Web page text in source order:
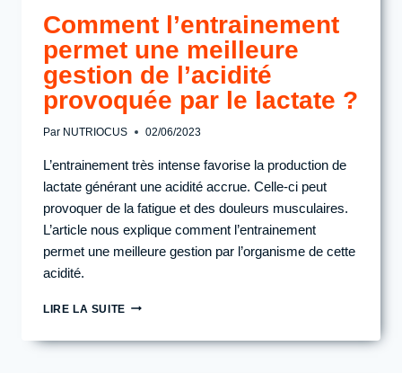
Comment l’entrainement
permet une meilleure
gestion de l’acidité
provoquée par le lactate ?
Par NUTRIOCUS 02/06/2023
L’entrainement très intense favorise la production de
lactate générant une acidité accrue. Celle-ci peut
provoquer de la fatigue et des douleurs musculaires.
L’article nous explique comment l’entrainement
permet une meilleure gestion par l’organisme de cette
acidité.
LIRE LA SUITECOMMENT
PERMET